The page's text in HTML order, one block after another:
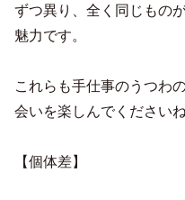
ずつ異り、全く同じもの
魅力です。
これらも手仕事のうつわ
会いを楽しんでくださいね
【個体差】